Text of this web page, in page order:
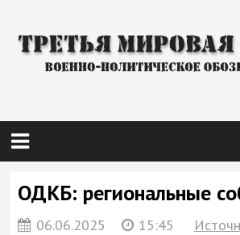
ОДКБ: региональные
06.06.2025 15:45